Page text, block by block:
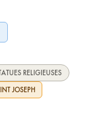
RELIGIEUSES
JOSEPH